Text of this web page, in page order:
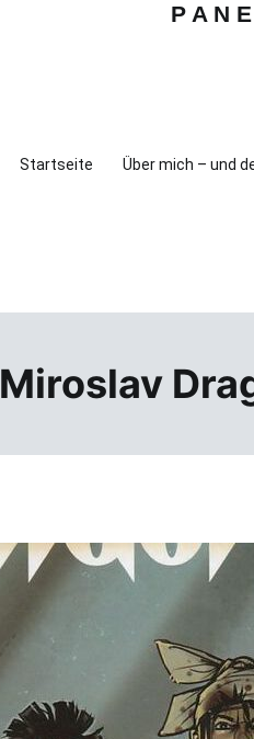
P A N
Startseite Über mich – und
Miroslav